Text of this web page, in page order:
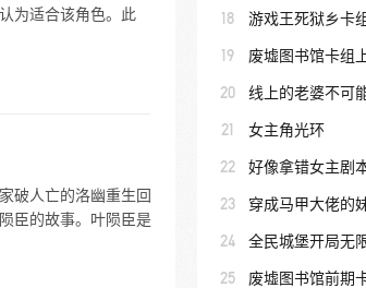
为适合该角色。此
破人亡的洛幽重生回
臣的故事。叶陨臣是
18 游戏王死狱乡卡
19 废墟图书馆卡组
20 线上的老婆不可
21 女主角光环
22 好像拿错女主剧
23 穿成马甲大佬的
24 全民城堡开局无
25 废墟图书馆前期